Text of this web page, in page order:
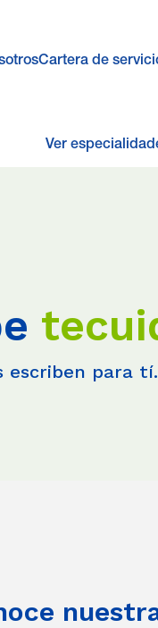
Cartera de
Ver
escriben para tí.